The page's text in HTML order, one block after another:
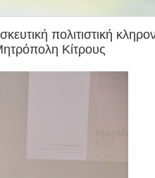
πολιτιστική
Κίτρους